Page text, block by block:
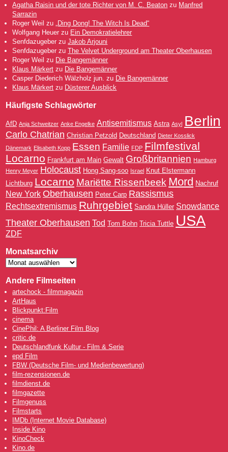
Agatha Raisin und der tote Richter von M. C. Beaton zu Manfred
Sarrazin
Roger Weil zu
„Ding Dong! The Witch Is Dead“
Wolfgang Heuer zu Ein Demokratielehrer
Senfdazugeber zuJakob Arjouni
Senfdazugeber zuThe Velvet Underground am Theater Oberhausen
Roger Weil zu Die Bangemänner
Klaus Märkert zu Die Bangemänner
Casper Diederich Wälzholz jun. zu Die Bangemänner
Klaus Märkert zu Düsterer Ausblick
Häufigste Schlagwörter
AfD Anja Schweitzer Anke Engelke Antisemitismus Astra Asyl Berlin
Carlo Chatrian Christian Petzold Deutschland Dieter Kosslick
Dänemark Elisabeth Kopp Essen Familie FDP Filmfestival
Locarno Frankfurt am Main Gewalt Großbritannien Hamburg
Henry Meyer Holocaust Hong Sang-soo Israel Knut Elstermann
Lichtburg Locarno Mariëtte Rissenbeek Mord Nachruf
New York Oberhausen Peter Carp Rassismus
Rechtsextremismus Ruhrgebiet Sandra Hüller Snowdance
Theater Oberhausen Tod Tom Bohn Tricia Tuttle USA
ZDF
Monatsarchiv
Andere Filmseiten
artechock - filmmagazin
ArtHaus
Blickpunkt:Film
cinema
CinePhil: A Berliner Film Blog
critic.de
Deutschlandfunk Kultur - Film & Serie
epd Film
FBW (Deutsche Film- und Medienbewertung)
film-rezensionen.de
filmdienst.de
filmgazette
Filmgenuss
Filmstarts
IMDb (Internet Movie Database)
Inside Kino
KinoCheck
Kino.de